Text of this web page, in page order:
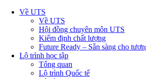
Về UTS
Về UTS
Hội đồng chuyên môn UTS
Kiểm định chất lượng
Future Ready – Sẵn sàng cho
Lộ trình học tập
Tổng quan
Lộ trình Quốc tế